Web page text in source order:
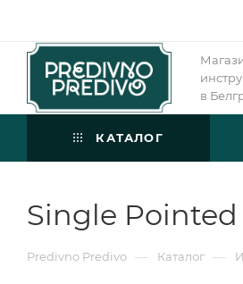
в
КАТАЛОГ
Single
Predivno Predivo — Каталог —